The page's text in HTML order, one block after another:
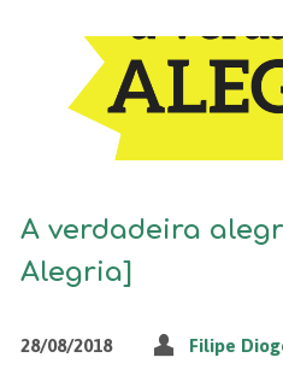
A verdadeira
Alegria]
28/08/2018 Filipe